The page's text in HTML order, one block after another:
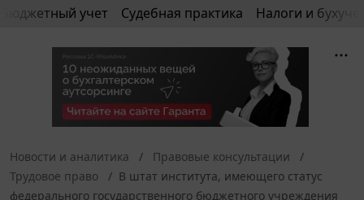
Бюджетный учет Судебная практика Налоги и
Новости и аналитика
Правовые консультации
Трудовое право
В штат института, имеющего статус
федерального государственного бюджетного учреждения